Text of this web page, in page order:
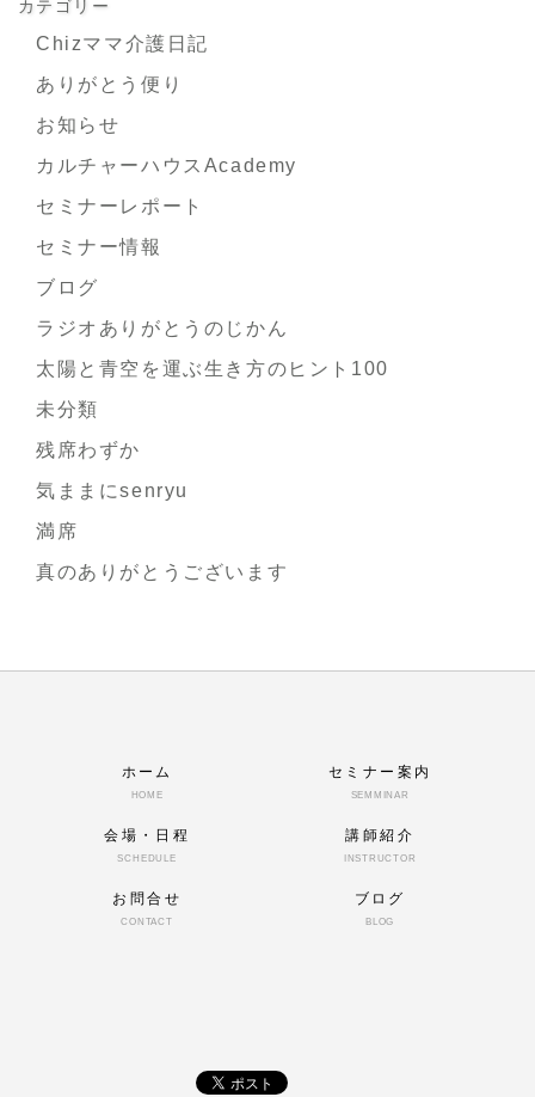
カテゴリー
Chizママ介護日記
ありがとう便り
お知らせ
カルチャーハウスAcademy
セミナーレポート
セミナー情報
ブログ
ラジオありがとうのじかん
太陽と青空を運ぶ生き方のヒント100
未分類
残席わずか
気ままにsenryu
満席
真のありがとうございます
ホーム
HOME
セミナー案内
SEMMINAR
会場・日程
SCHEDULE
講師紹介
INSTRUCTOR
お問合せ
CONTACT
ブログ
BLOG